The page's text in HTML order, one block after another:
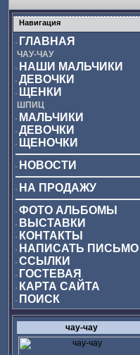
Навигация
ГЛАВНАЯ
ЧАУ-ЧАУ
НАШИ МАЛЬЧИКИ
ДЕВОЧКИ
ЩЕНКИ
ШПИЦ
МАЛЬЧИКИ
ДЕВОЧКИ
ЩЕНОЧКИ
НОВОСТИ
НА ПРОДАЖУ
ФОТО АЛЬБОМЫ
ВЫСТАВКИ
КОНТАКТЫ
НАПИСАТЬ ПИСЬМО
ССЫЛКИ
ГОСТЕВАЯ
КАРТА САЙТА
ПОИСК
чау-чау